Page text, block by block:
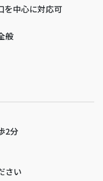
を中心に対応可
般
2分
さい